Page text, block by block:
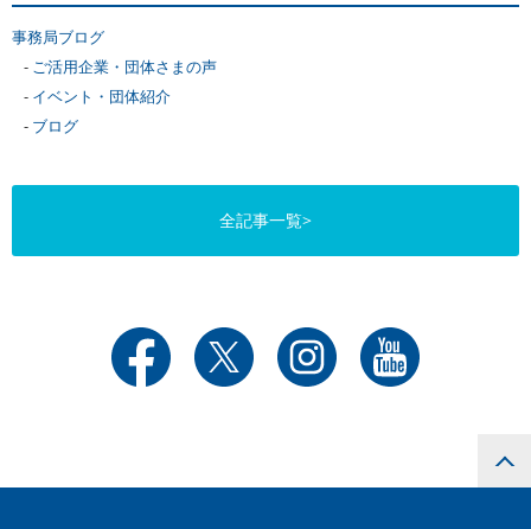
事務局ブログ
ご活用企業・団体さまの声
イベント・団体紹介
ブログ
全記事一覧>